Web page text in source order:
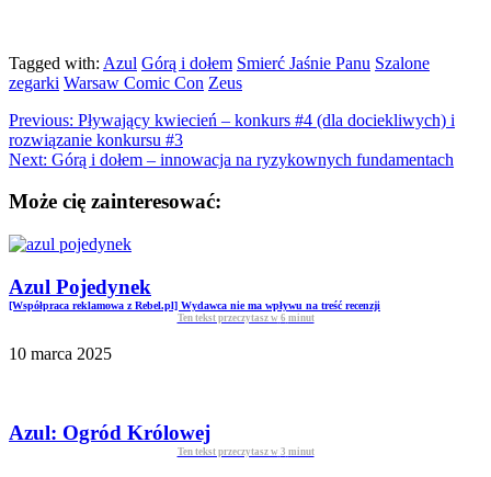
Tagged with: Azul Górą i dołem Smierć Jaśnie Panu Szalone
zegarki Warsaw Comic Con Zeus
Previous: Pływający kwiecień – konkurs #4 (dla dociekliwych) i
rozwiązanie konkursu #3
Next: Górą i dołem – innowacja na ryzykownych fundamentach
Może cię zainteresować:
Azul Pojedynek
[Współpraca reklamowa z Rebel.pl] Wydawca nie ma wpływu na treść recenzji
Ten tekst przeczytasz w 6 minut
10 marca 2025
Azul: Ogród Królowej
Ten tekst przeczytasz w 3 minut